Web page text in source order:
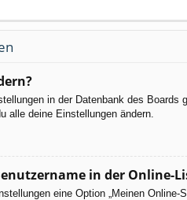
in der Datenbank des
alle deine Einstellungen ändern.
in der Online-
eine Option „Meinen